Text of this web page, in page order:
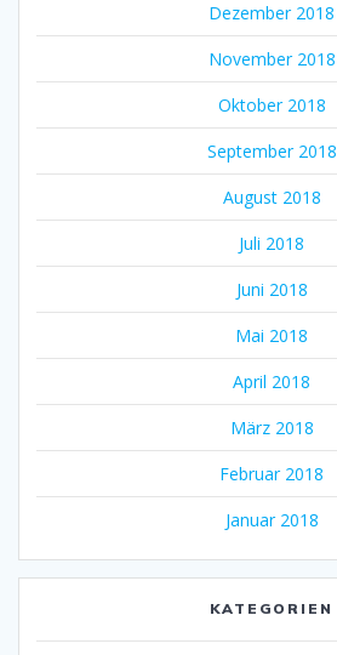
Dezember 2018
November 2018
Oktober 2018
September 2018
August 2018
Juli 2018
Juni 2018
Mai 2018
April 2018
März 2018
Februar 2018
Januar 2018
KATEGORIEN